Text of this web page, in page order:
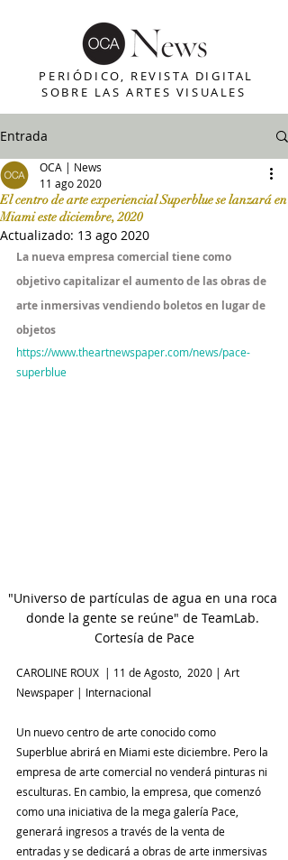
PERIÓDICO, REVISTA DIGITAL
SOBRE LAS ARTES VISUALES
Entrada
El centro de arte experiencial Superblue se lanzará en
Miami este diciembre, 2020
OCA | News
11 ago 2020
Actualizado: 13 ago 2020
La nueva empresa comercial tiene como
objetivo capitalizar el aumento de las obras de
arte inmersivas vendiendo boletos en lugar de
objetos
https://www.theartnewspaper.com/news/pace-
superblue
"Universo de partículas de agua en una roca
donde la gente se reúne" de TeamLab.
Cortesía de Pace
CAROLINE ROUX  | 11 de Agosto,  2020 | Art
Newspaper | Internacional
Un nuevo centro de arte conocido como
Superblue abrirá en Miami este diciembre. Pero la
empresa de arte comercial no venderá pinturas ni
esculturas. En cambio, la empresa, que comenzó
como una iniciativa de la mega galería Pace,
generará ingresos a través de la venta de
entradas y se dedicará a obras de arte inmersivas